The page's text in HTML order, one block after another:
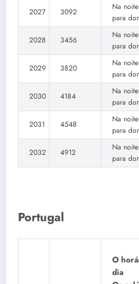
2027 3092
Na
para
2028 3456
Na
para
2029 3820
Na
para
2030 4184
Na
para
2031 4548
Na
para
2032 4912
Na
para
Portugal
O
dia